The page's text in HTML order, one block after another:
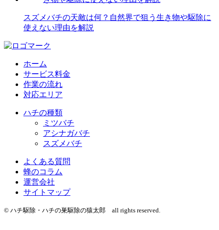
スズメバチの天敵は何？自然界で狙う生き物や駆除に
使えない理由を解説
ホーム
サービス料金
作業の流れ
対応エリア
ハチの種類
ミツバチ
アシナガバチ
スズメバチ
よくある質問
蜂のコラム
運営会社
サイトマップ
© ハチ駆除・ハチの巣駆除の猿太郎 all rights reserved.